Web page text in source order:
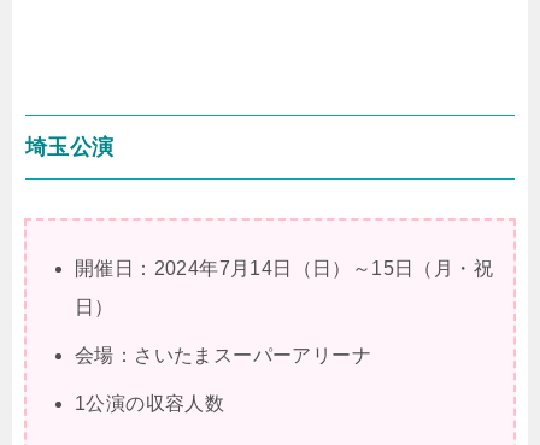
埼玉公演
開催日：2024年7月14日（日）～15日（月・祝
日）
会場：さいたまスーパーアリーナ
1公演の収容人数